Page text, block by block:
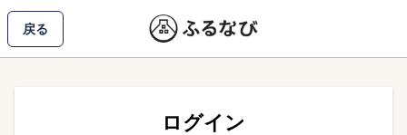
戻る
ログイン